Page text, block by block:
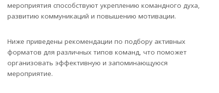
мероприятия способствуют укреплению командного духа,
развитию коммуникаций и повышению мотивации.
Ниже приведены рекомендации по подбору активных
форматов для различных типов команд, что поможет
организовать эффективную и запоминающуюся
мероприятие.